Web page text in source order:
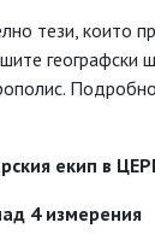
тези, които
географски
екип в
4 измерения